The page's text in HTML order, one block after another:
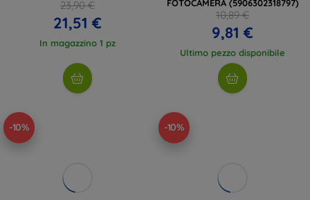
23,90 €
21,51 €
In magazzino 1 pz
FOTOCAMERA (5906302318797)
10,89 €
9,81 €
Ultimo pezzo disponibile
-10% -10%